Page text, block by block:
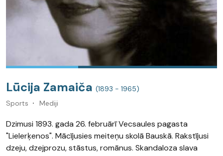
Lūcija Zamaiča (1893 - 1965)
Sports
Mediji
Dzimusi 1893. gada 26. februārī Vecsaules pagasta
"Lielerķenos". Mācījusies meiteņu skolā Bauskā. Rakstījusi
dzeju, dzejprozu, stāstus, romānus. Skandaloza slava